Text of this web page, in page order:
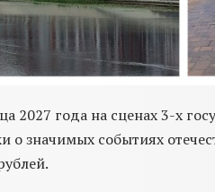
2027 года на сценах 3-х
о значимых событиях